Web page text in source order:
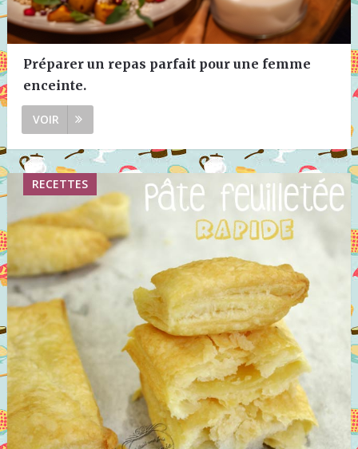
Préparer un repas parfait pour une femme
enceinte.
VOIR
RECETTES